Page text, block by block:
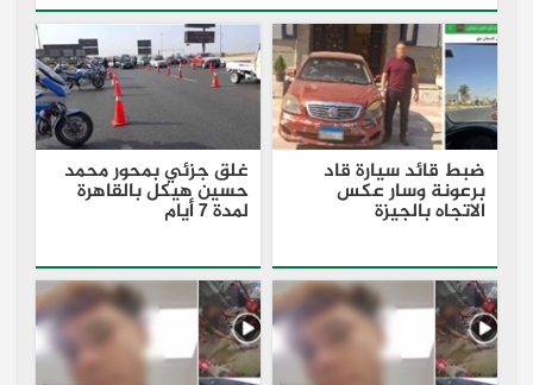
ضبط قائد سيارة قاد
برعونة وسار عكس
الاتجاه بالجيزة
غلق جزئي بمحور محمد
حسين هيكل بالقاهرة
لمدة 7 أيام